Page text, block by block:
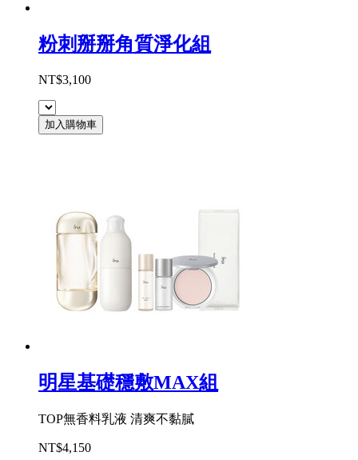
粉刺掰掰角質淨化組
NT$3,100
加入購物車
明星基礎穩敷MAX組
TOP無香料乳液 清爽不黏膩
NT$4,150